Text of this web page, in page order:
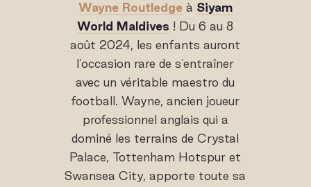
Wayne Routledgeà Siyam
World Maldives ! Du 6 au 8
août 2024, les enfants auront
l'occasion rare de s'entraîner
avec un véritable maestro du
football. Wayne, ancien joueur
professionnel anglais qui a
dominé les terrains de Crystal
Palace, Tottenham Hotspur et
Swansea City, apporte toute sa